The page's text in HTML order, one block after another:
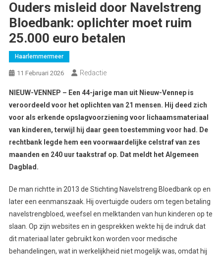
Ouders misleid door Navelstreng
Bloedbank: oplichter moet ruim
25.000 euro betalen
Haarlemmermeer
11 Februari 2026 Redactie
NIEUW-VENNEP – Een 44-jarige man uit Nieuw-Vennep is
veroordeeld voor het oplichten van 21 mensen. Hij deed zich
voor als erkende opslagvoorziening voor lichaamsmateriaal
van kinderen, terwijl hij daar geen toestemming voor had. De
rechtbank legde hem een voorwaardelijke celstraf van zes
maanden en 240 uur taakstraf op. Dat meldt het Algemeen
Dagblad.
De man richtte in 2013 de Stichting Navelstreng Bloedbank op en
later een eenmanszaak. Hij overtuigde ouders om tegen betaling
navelstrengbloed, weefsel en melktanden van hun kinderen op te
slaan. Op zijn websites en in gesprekken wekte hij de indruk dat
dit materiaal later gebruikt kon worden voor medische
behandelingen, wat in werkelijkheid niet mogelijk was, omdat hij